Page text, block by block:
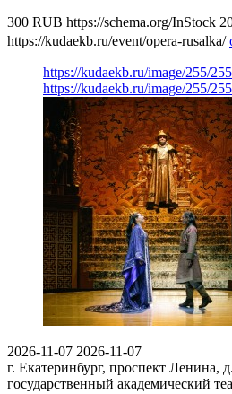
300 RUB https://schema.org/InStock
https://kudaekb.ru/event/opera-rusalka/
https://kudaekb.ru/image/255/
https://kudaekb.ru/image/255/
2026-11-07 2026-11-07
г. Екатеринбург, проспект Ленина,
государственный академический